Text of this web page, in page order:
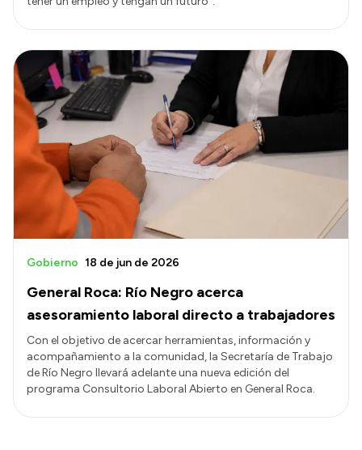
General Roca: Río Negro acerca
asesoramiento laboral directo a trabajadores
Gobierno 18 de jun de 2026
Con el objetivo de acercar herramientas, información y
acompañamiento a la comunidad, la Secretaría de Trabajo
de Río Negro llevará adelante una nueva edición del
programa Consultorio Laboral Abierto en General Roca.